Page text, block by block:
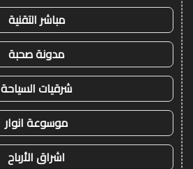
مباشر التقنية
مدونة صحبة
شرقيات السياحة
موسوعة انوار
اشراق الأرباح